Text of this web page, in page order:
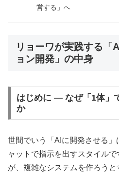
営する」へ
リョーワが実践する「
ョン開発」の中身
はじめに ― なぜ「1体」
か
世間でいう「AIに開発させる
ャットで指示を出すスタイル
が、複雑なシステムを作ろうと